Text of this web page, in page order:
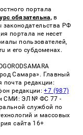
портала
обязательна, в
РФ
портала не несет
пользователей,
и его субдоменах.
Самара». Главный
почта редакции:
редакции:+7 (987)
СМИ: ЭЛ № ФС 77 -
службой по
и массовых
сайта 16+